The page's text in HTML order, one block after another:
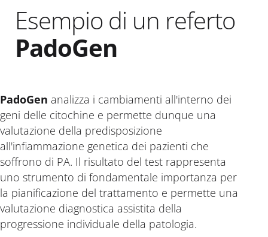
Esempio di un referto
PadoGen
PadoGen analizza i cambiamenti all'interno dei
geni delle citochine e permette dunque una
valutazione della predisposizione
all'infiammazione genetica dei pazienti che
soffrono di PA. Il risultato del test rappresenta
uno strumento di fondamentale importanza per
la pianificazione del trattamento e permette una
valutazione diagnostica assistita della
progressione individuale della patologia.